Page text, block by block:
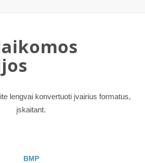
lengvai konvertuoti įvairius formatus,
įskaitant.
BMP